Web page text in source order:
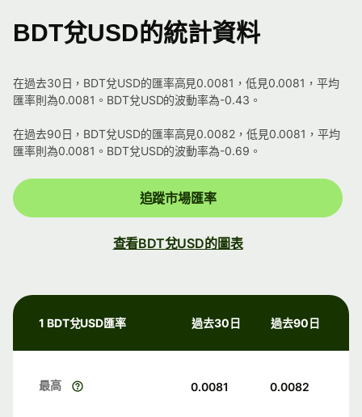
BDT兌USD的統計資料
在過去30日，BDT兌USD的匯率高見0.0081，低見0.0081，平均
匯率則為0.0081。BDT兌USD的波動率為-0.43。
在過去90日，BDT兌USD的匯率高見0.0082，低見0.0081，平均
匯率則為0.0081。BDT兌USD的波動率為-0.69。
追蹤市場匯率
查看BDT兌USD的圖表
1 BDT兌USD匯率 過去30日 過去90日
最高 0.0081 0.0082